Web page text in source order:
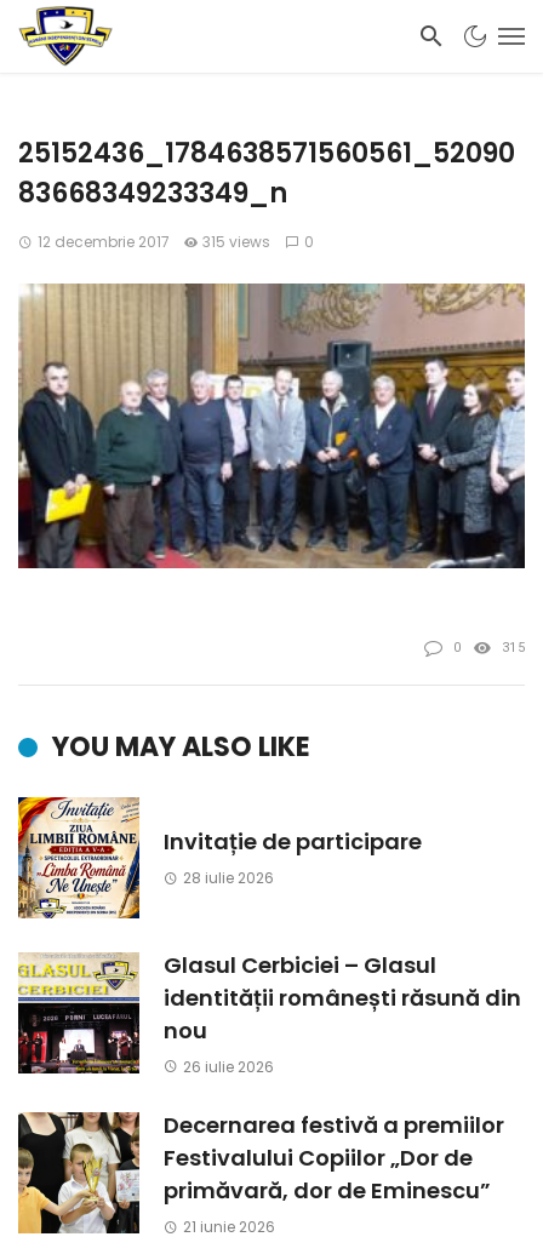
25152436_1784638571560561_52090
83668349233349_n
12 decembrie 2017 315 views 0
0 315
YOU MAY ALSO LIKE
Invitație de participare
28 iulie 2026
Glasul Cerbiciei – Glasul
identității românești răsună din
nou
26 iulie 2026
Decernarea festivă a premiilor
Festivalului Copiilor „Dor de
primăvară, dor de Eminescu”
21 iunie 2026